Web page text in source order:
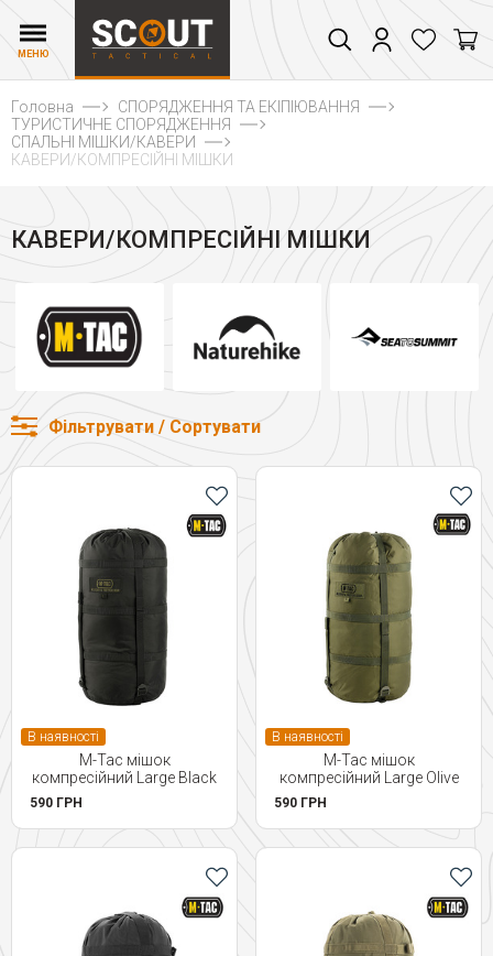
МЕНЮ
Головна
СПОРЯДЖЕННЯ ТА ЕКІПІЮВАННЯ
ТУРИСТИЧНЕ СПОРЯДЖЕННЯ
СПАЛЬНІ МІШКИ/КАВЕРИ
КАВЕРИ/КОМПРЕСІЙНІ МІШКИ
КАВЕРИ/КОМПРЕСІЙНІ МІШКИ
Фільтрувати / Сортувати
В наявності
M-Tac мішок
компресійний Large Black
590 ГРН
В наявності
M-Tac мішок
компресійний Large Olive
590 ГРН